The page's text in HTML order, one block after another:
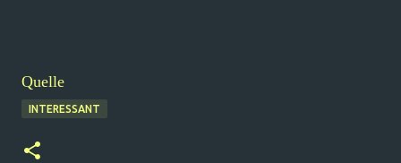
Quelle
INTERESSANT